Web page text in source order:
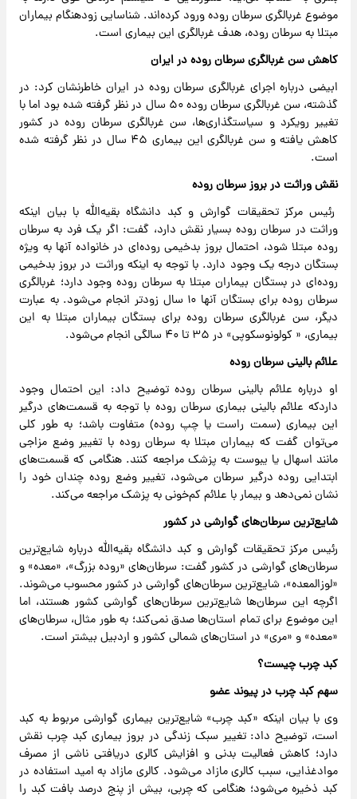
موضوع غربالگری سرطان روده ورود کرده‌اند. شناسایی زودهنگام بیماران
مبتلا به سرطان روده، هدف غربالگری این بیماری است.
کاهش سن غربالگری سرطان روده در ایران
ابیضی درباره اجرای غربالگری سرطان روده در ایران خاطرنشان کرد: در
گذشته، سن غربالگری سرطان روده ۵۰ سال در نظر گرفته شده بود اما با
تغییر رویکرد و سیاستگذاری‌ها، سن غربالگری سرطان روده در کشور
کاهش یافته و سن غربالگری این بیماری ۴۵ سال در نظر گرفته شده
است.
نقش وراثت در بروز سرطان روده
رئیس مرکز تحقیقات گوارش و کبد دانشگاه بقیه‌الله با بیان اینکه
وراثت در سرطان روده بسیار نقش دارد، گفت: اگر یک فرد به سرطان
روده مبتلا شود، احتمال بروز بدخیمی روده‌ای در خانواده آنها به ویژه
بستگان درجه یک وجود دارد. با توجه به اینکه وراثت در بروز بدخیمی
روده‌ای در بستگان بیماران مبتلا به سرطان روده وجود دارد؛ غربالگری
سرطان روده برای بستگان آنها ۱۰ سال زودتر انجام می‌شود. به عبارت
دیگر، سن غربالگری سرطان روده برای بستگان بیماران مبتلا به این
بیماری، « کولونوسکوپی» در ۳۵ تا ۴۰ سالگی انجام می‌شود.
علائم بالینی سرطان روده
او درباره علائم بالینی سرطان روده توضیح داد: این احتمال وجود
داردکه علائم بالینی بیماری سرطان روده با توجه به قسمت‌های درگیر
این بیماری (سمت راست یا چپ روده) متفاوت باشد؛ به طور کلی
می‌توان گفت که بیماران مبتلا به سرطان روده با تغییر وضع مزاجی
مانند اسهال یا یبوست به پزشک مراجعه کنند. هنگامی که قسمت‌های
ابتدایی روده درگیر سرطان می‌شود، تغییر وضع روده چندان خود را
نشان نمی‌دهد و بیمار با علائم کم‌خونی به پزشک مراجعه می‌کند.
شایع‌ترین سرطان‌های گوارشی در کشور
رئیس مرکز تحقیقات گوارش و کبد دانشگاه بقیه‌الله درباره شایع‌ترین
سرطان‌های گوارشی در کشور گفت: سرطان‌های «روده بزرگ»، «معده» و
«لوزالمعده»، شایع‌ترین سرطان‌های گوارشی در کشور محسوب می‌شوند.
اگرچه این سرطان‌ها شایع‌ترین سرطان‌های گوارشی کشور هستند، اما
این موضوع برای تمام استان‌ها صدق نمی‌کند؛ به طور مثال، سرطان‌های
«معده» و «مری» در استان‌های شمالی کشور و اردبیل بیشتر است.
کبد چرب چیست؟
سهم کبد چرب در پیوند عضو
وی با بیان اینکه «کبد چرب» شایع‌ترین بیماری گوارشی مربوط به کبد
است، توضیح داد: تغییر سبک زندگی در بروز بیماری کبد چرب نقش
دارد؛ کاهش فعالیت بدنی و افزایش کالری دریافتی ناشی از مصرف
موادغذایی، سبب کالری مازاد می‌شود. کالری مازاد به امید استفاده در
کبد ذخیره می‌شود؛ هنگامی که چربی، بیش از پنج درصد بافت کبد را